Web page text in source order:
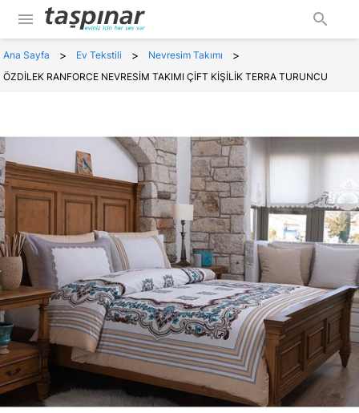
menu search
Ana Sayfa > Ev Tekstili > Nevresim Takımı >
ÖZDİLEK RANFORCE NEVRESİM TAKIMI ÇİFT KİŞİLİK TERRA TURUNCU